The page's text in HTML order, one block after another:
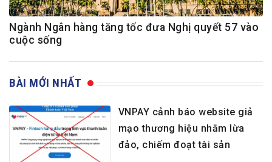
Ngành Ngân hàng tăng tốc đưa Nghị quyết 57 vào
cuộc sống
BÀI MỚI NHẤT
VNPAY cảnh báo website giả
mạo thương hiệu nhằm lừa
đảo, chiếm đoạt tài sản